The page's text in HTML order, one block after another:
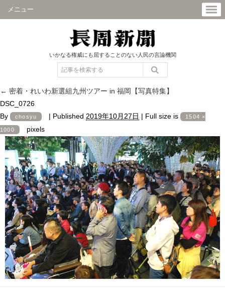
メニュー
いかなる権威にも屈することのない人民の言論機関
← 密着・れいわ新選組九州ツアー in 福岡【写真特集】
DSC_0726
By
chosyu | Published 2019年10月27日 | Full size is 1504 ×
1000 pixels